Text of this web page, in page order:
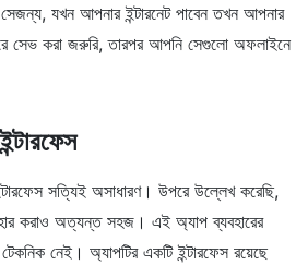
যখন আপনার ইন্টারনেট পাবেন তখন আপনার
সেভ করা জরুরি, তারপর আপনি সেগুলো অফলাইনে
সত্যিই অসাধারণ। উপরে উল্লেখ করেছি,
করাও অত্যন্ত সহজ। এই অ্যাপ ব্যবহারের
নেই। অ্যাপটির একটি ইন্টারফেস রয়েছে